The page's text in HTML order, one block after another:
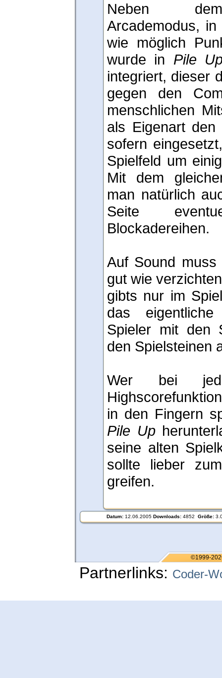
Neben
Arcademodus,
wie möglich
wurde in Pile
integriert, dieser
gegen den
menschlichen
als Eigenart den
sofern
Spielfeld um
Mit dem
man natürlich
Seite
Blockadereihen.
Auf Sound
gut wie
gibts nur im
das
Spieler mit den
den Spielsteinen
Wer bei
in den Fingern
Pile Up
seine alten
sollte lieber
greifen.
Datum: 12.06.2005 Downloads: 4852 Größe:
©1999-
Partnerlinks: Coder-